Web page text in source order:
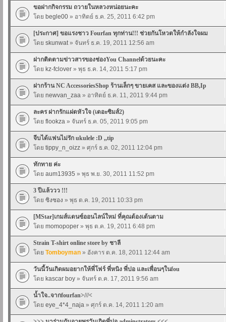
ขอฝากกิจกรรม ถวายในหลวงหน่อยนะคะ
โดย begle00 » อาทิตย์ ธ.ค. 25, 2011 6:42 pm
[ประกาศ] ขอแรงชาว Fourfan ทุกท่าน!!! ช่วยกันโหวตให้กำลังใจผม
โดย skunwat» จันทร์ ธ.ค. 19, 2011 12:56 am
ฝากติดตามข่าวสารของช่องYou Channelด้วยนะคะ
โดย kz-fclover » พุธ ธ.ค. 14, 2011 5:17 pm
ฝากร้าน NC AccessoriesShop ร้านเล็กๆ ขายเคส และของแต่ง BB,Ip
โดย newvan_zaa » อาทิตย์ ธ.ค. 11, 2011 9:44 pm
ละคร ฝากรักแฝดหัวใจ (เดอะซิมส์2)
โดย flookza » จันทร์ ธ.ค. 05, 2011 9:05 pm
จีบได้แฟนไม่รัก ukulele :D ,,tip
โดย tippy_n_oizz » ศุกร์ ธ.ค. 02, 2011 12:04 pm
ทักทาย ค่ะ
โดย aum13935 » พุธ พ.ย. 30, 2011 11:52 pm
3 ปีแล้ววว !!!
โดย ซิงซอง » พุธ ต.ค. 19, 2011 10:33 pm
[MStar]เกมส์แดนซ์ออนไลน์ใหม่ ที่คุณต้องเต้นตาม
โดย momopoper » พุธ ต.ค. 19, 2011 6:48 pm
Strain T-shirt online store by ชาลี
โดย Tomboyman » อังคาร ต.ค. 18, 2011 12:44 am
วันนี้วันเกิดผมอยากให้พี่โฟร์ พี่หนิง พี่ปอ และเพื่อนๆในfou
โดย kascar boy » จันทร์ ต.ค. 17, 2011 9:56 am
น้ำใจ..จากfourfan>///<
โดย eye_4*4_naja » ศุกร์ ต.ค. 14, 2011 1:20 am